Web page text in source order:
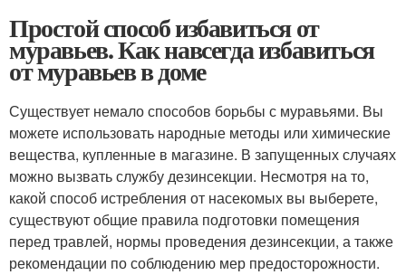
Простой способ избавиться от
муравьев. Как навсегда избавиться
от муравьев в доме
Существует немало способов борьбы с муравьями. Вы
можете использовать народные методы или химические
вещества, купленные в магазине. В запущенных случаях
можно вызвать службу дезинсекции. Несмотря на то,
какой способ истребления от насекомых вы выберете,
существуют общие правила подготовки помещения
перед травлей, нормы проведения дезинсекции, а также
рекомендации по соблюдению мер предосторожности.